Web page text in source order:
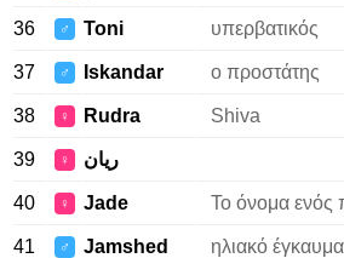
36 ♂ Toni υπερβατικός
37 ♂ Iskandar ο προστάτης
38 ♀ Rudra Shiva
39 ♀ ريان
40 ♀ Jade Το όνομα ενός
41 ♂ Jamshed ηλιακό έγκαυμα